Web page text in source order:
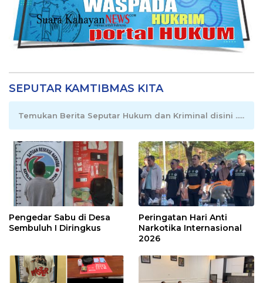
SEPUTAR KAMTIBMAS KITA
Temukan Berita Seputar Hukum dan Kriminal disini .....
Pengedar Sabu di Desa
Sembuluh I Diringkus
Peringatan Hari Anti
Narkotika Internasional
2026